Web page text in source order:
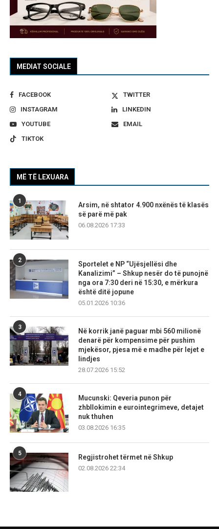
MEDIAT SOCIALE
FACEBOOK
TWITTER
INSTAGRAM
LINKEDIN
YOUTUBE
EMAIL
TIKTOK
MË TË LEXUARA
1
Arsim, në shtator 4.900 nxënës të klasës
së parë më pak
06.08.2026 17:33
2
Sportelet e NP “Ujësjellësi dhe
Kanalizimi” – Shkup nesër do të punojnë
nga ora 7:30 deri në 15:30, e mërkura
është ditë jopune
05.01.2026 10:36
3
Në korrik janë paguar mbi 560 milionë
denarë për kompensime për pushim
mjekësor, pjesa më e madhe për lejet e
lindjes
28.07.2026 15:52
4
Mucunski: Qeveria punon për
zhbllokimin e eurointegrimeve, detajet
nuk thuhen
03.08.2026 16:35
5
Regjistrohet tërmet në Shkup
02.08.2026 22:34